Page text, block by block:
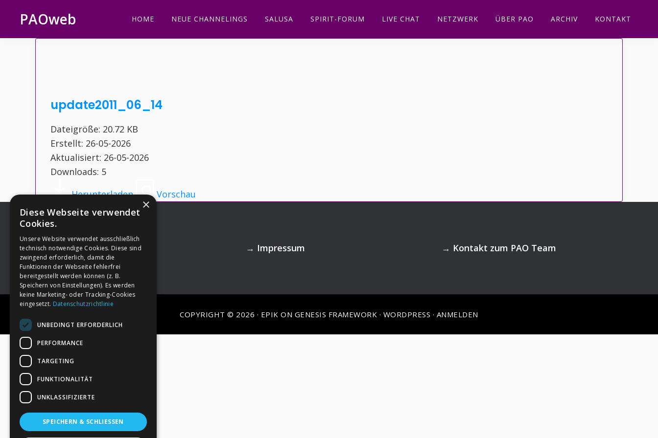
Hauptnavigation
springen
Inhalt
springen
Seitenspalte
springen
Fußzeile
springen
PAOweb HOME NEUE CHANNELINGS SALUSA SPIRIT-FORUM LIVE CHAT NETZWERK ÜBER PAO ARCHIV KONTAKT
update2011_06_14
Dateigröße: 20.72 KB
Erstellt: 26-05-2026
Aktualisiert: 26-05-2026
Downloads: 5
Herunterladen
Vorschau
Footer →Deine Spende → Impressum → Kontakt zum PAO Team
COPYRIGHT © 2026 · EPIK ON GENESIS FRAMEWORK · WORDPRESS · ANMELDEN
×
Diese Webseite verwendet
Cookies.
Unsere Website verwendet ausschließlich
technisch notwendige Cookies. Diese sind
zwingend erforderlich, damit die
Funktionen der Webseite fehlerfrei
bereitgestellt werden können (z. B.
Speichern von Einstellungen). Es werden
keine Marketing- oder Tracking-Cookies
eingesetzt. Datenschutzrichtlinie
UNBEDINGT ERFORDERLICH
PERFORMANCE
TARGETING
FUNKTIONALITÄT
UNKLASSIFIZIERTE
SPEICHERN & SCHLIESSEN